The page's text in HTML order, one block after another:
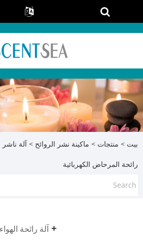
بيت > منتجات > ماكينة نشر الروائح > آلة ناشر
رائحة المرحاض الكهربائية
آلة رائحة الهواء